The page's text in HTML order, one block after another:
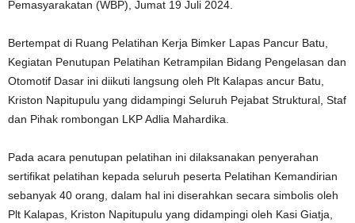
Pemasyarakatan (WBP), Jumat 19 Juli 2024.
Bertempat di Ruang Pelatihan Kerja Bimker Lapas Pancur Batu,
Kegiatan Penutupan Pelatihan Ketrampilan Bidang Pengelasan dan
Otomotif Dasar ini diikuti langsung oleh Plt Kalapas ancur Batu,
Kriston Napitupulu yang didampingi Seluruh Pejabat Struktural, Staf
dan Pihak rombongan LKP Adlia Mahardika.
Pada acara penutupan pelatihan ini dilaksanakan penyerahan
sertifikat pelatihan kepada seluruh peserta Pelatihan Kemandirian
sebanyak 40 orang, dalam hal ini diserahkan secara simbolis oleh
Plt Kalapas, Kriston Napitupulu yang didampingi oleh Kasi Giatja,